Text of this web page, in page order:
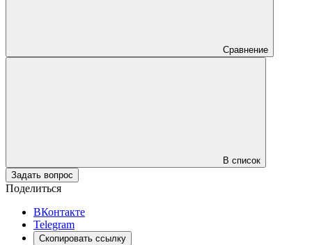
Сравнение
В список
Задать вопрос
Поделиться
ВКонтакте
Telegram
Скопировать ссылку